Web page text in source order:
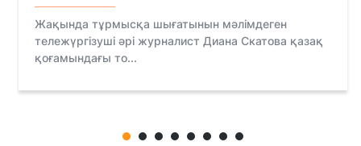
Жақында тұрмысқа шығатынын мәлімдеген
тележүргізуші әрі журналист Диана Скатова қазақ
қоғамындағы то...